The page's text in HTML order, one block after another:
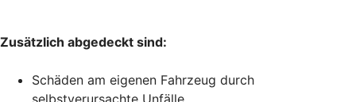
Zusätzlich abgedeckt sind:
Schäden am eigenen Fahrzeug durch
selbstverursachte Unfälle